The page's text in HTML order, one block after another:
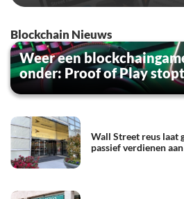
Blockchain Nieuws
Weer een
onder: Proof of Play stopt
Wall Street reus laat
passief verdienen